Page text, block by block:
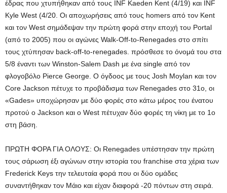
έδρας που χτυπήθηκαν από τους INF Kaeden Kent (4/19) και INF
Kyle West (4/20. Οι αποχωρήσεις από τους homers από τον Kent
και τον West σημάδεψαν την πρώτη φορά στην εποχή του Portal
(από το 2005) που οι αγώνες Walk-Off-to-Renegades στο σπίτι
τους χτύπησαν back-off-to-renegades. πρόσθεσε το όνομά του στα
5/8 έναντι των Winston-Salem Dash με ένα single από τον
φλογοβόλο Pierce George. Ο όγδοος με τους Josh Moylan και τον
Core Jackson πέτυχε το προβάδισμα των Renegades στο 31ο, οι
«Gades» υποχώρησαν με δύο φορές στο κάτω μέρος του ένατου
προτού ο Jackson και ο West πέτυχαν δύο φορές τη νίκη με το 1ο
στη βάση.
ΠΡΩΤΗ ΦΟΡΑ ΓΙΑ ΟΛΟΥΣ: Οι Renegades υπέστησαν την πρώτη
τους σάρωση έξι αγώνων στην ιστορία του franchise στα χέρια των
Frederick Keys την τελευταία φορά που οι δύο ομάδες
συναντήθηκαν τον Μάιο και είχαν διαφορά -20 πόντων στη σειρά.